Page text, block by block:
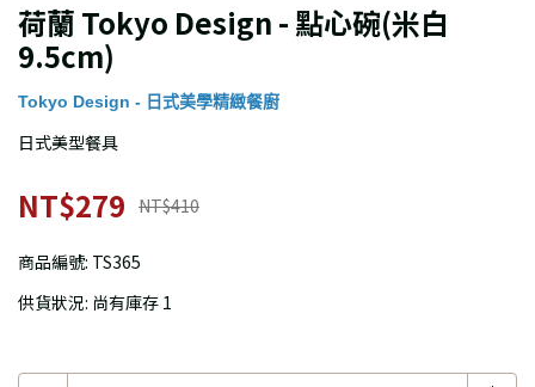
荷蘭 Tokyo Design - 點心碗(米白
9.5cm)
Tokyo Design - 日式美學精緻餐廚
日式美型餐具
NT$279 NT$410
商品編號: TS365
供貨狀況: 尚有庫存 1